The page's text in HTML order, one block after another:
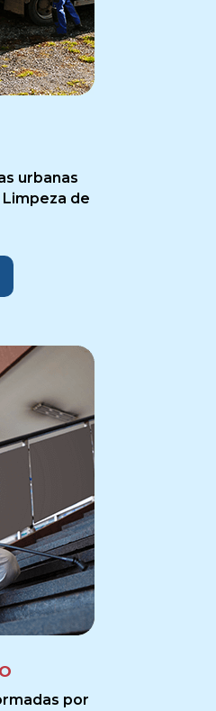
urbanas
de
por